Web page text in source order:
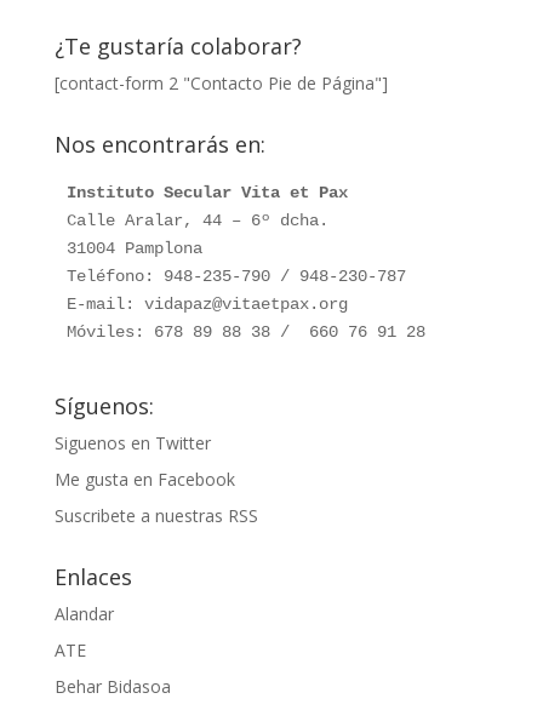
¿Te gustaría colaborar?
[contact-form 2 "Contacto Pie de Página"]
Nos encontrarás en:
Instituto Secular Vita et Pax
Calle Aralar, 44 – 6º dcha.
31004 Pamplona
Teléfono: 948-235-790 / 948-230-787
E-mail: vidapaz@vitaetpax.org
Móviles: 678 89 88 38 /  660 76 91 28
Síguenos:
Siguenos en Twitter
Me gusta en Facebook
Suscribete a nuestras RSS
Enlaces
Alandar
ATE
Behar Bidasoa